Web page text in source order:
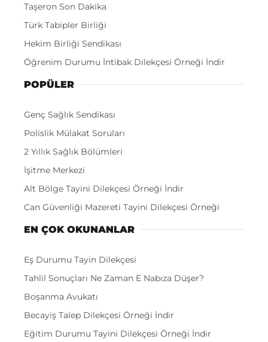
Taşeron Son Dakika
Türk Tabipler Birliği
Hekim Birliği Sendikası
Öğrenim Durumu İntibak Dilekçesi Örneği İndir
POPÜLER
Genç Sağlık Sendikası
Polislik Mülakat Soruları
2 Yıllık Sağlık Bölümleri
İşitme Merkezi
Alt Bölge Tayini Dilekçesi Örneği İndir
Can Güvenliği Mazereti Tayini Dilekçesi Örneği
EN ÇOK OKUNANLAR
Eş Durumu Tayin Dilekçesi
Tahlil Sonuçları Ne Zaman E Nabıza Düşer?
Boşanma Avukatı
Becayiş Talep Dilekçesi Örneği İndir
Eğitim Durumu Tayini Dilekçesi Örneği İndir